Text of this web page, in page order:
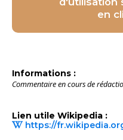
en
Informations :
Commentaire en cours de
Lien utile Wikipedia :
https://